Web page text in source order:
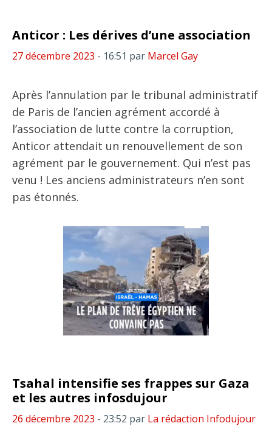
Anticor : Les dérives d’une association
27 décembre 2023 - 16:51 par Marcel Gay
Après l’annulation par le tribunal administratif
de Paris de l’ancien agrément accordé à
l’association de lutte contre la corruption,
Anticor attendait un renouvellement de son
agrément par le gouvernement. Qui n’est pas
venu ! Les anciens administrateurs n’en sont
pas étonnés.
Tsahal intensifie ses frappes sur Gaza
et les autres infosdujour
26 décembre 2023 - 23:52 par La rédaction Infodujour